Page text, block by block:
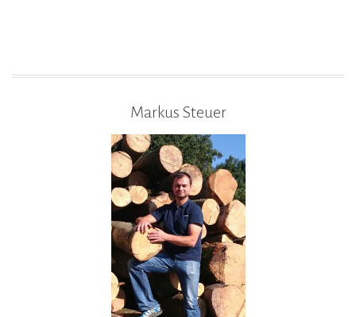
Markus Steuer